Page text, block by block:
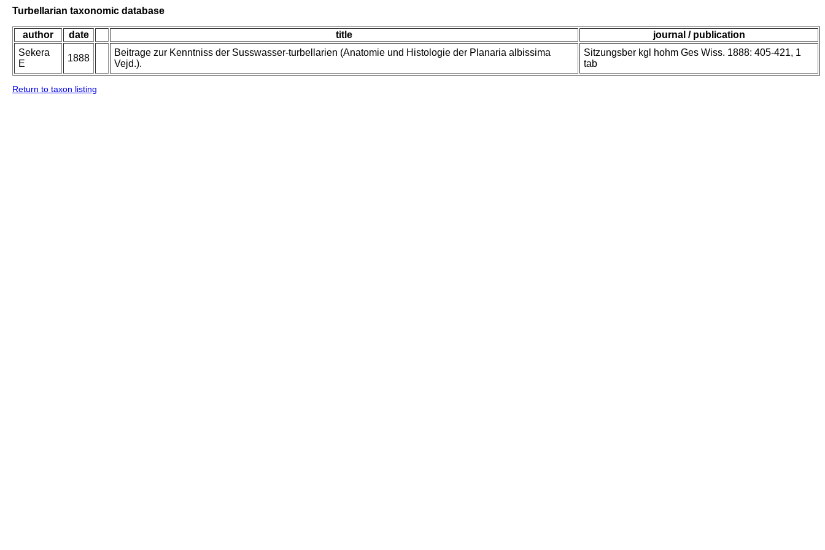
Turbellarian taxonomic database
author date title
journal / publication
Sekera
E
1888
Beitrage zur Kenntniss der Susswasser-turbellarien (Anatomie und Histologie der Planaria albissima
Vejd.).
Sitzungsber kgl hohm Ges Wiss. 1888: 405-421, 1
tab
Return to taxon listing